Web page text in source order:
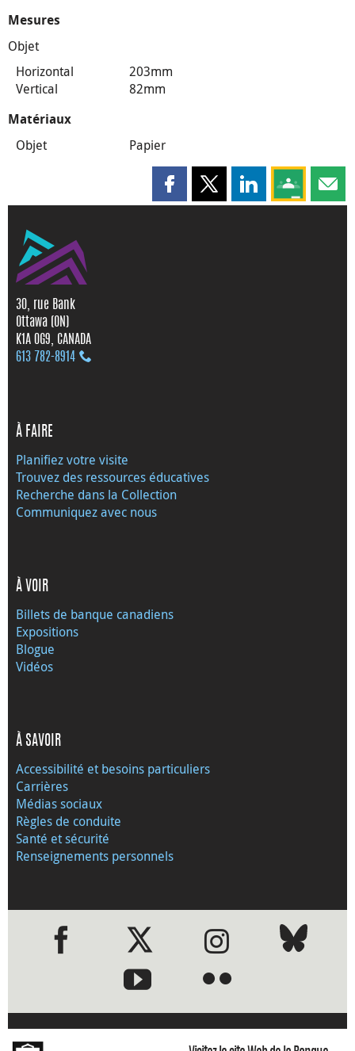
Mesures
Objet
Horizontal
203mm
Vertical
82mm
Matériaux
Objet Papier
Partager cette page sur
Partager cette page sur X
Partager cette
Partagez
30, rue Bank
Ottawa (ON)
K1A 0G9, CANADA
613 782‑8914
À FAIRE
Planifiez votre visite
Trouvez des ressources éducatives
Recherche dans la Collection
Communiquez avec nous
À VOIR
Billets de banque canadiens
Expositions
Blogue
Vidéos
À SAVOIR
Accessibilité et besoins particuliers
Carrières
Médias sociaux
Règles de conduite
Santé et sécurité
Renseignements personnels
●●